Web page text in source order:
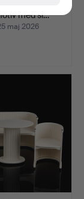
med si…
maj 2026